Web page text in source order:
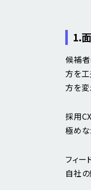
1.
候補
方を工
方を変
採用
極めな
フィ
自社